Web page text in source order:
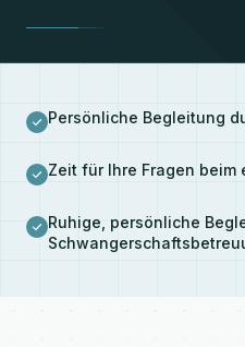
Persönliche Begleitung
Zeit für Ihre Fragen beim
Ruhige, persönliche